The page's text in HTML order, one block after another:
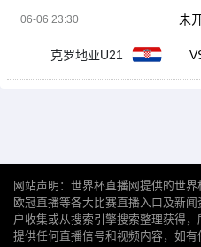
06-06 23:30
克罗地亚U21
未
网站声明：世界杯直播网提供的世
欧冠直播等各大比赛直播入口及新
户收集或从搜索引擎搜索整理获得
提供任何直播信号和视频内容，如